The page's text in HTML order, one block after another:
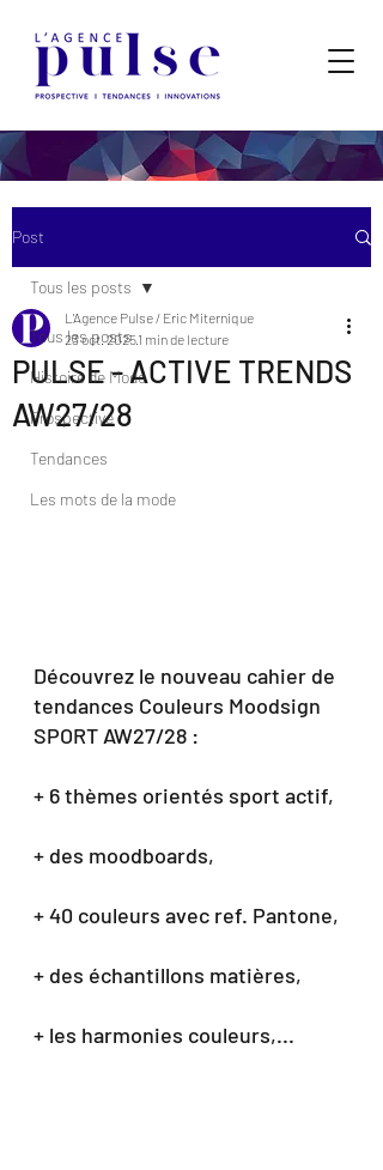
Post
Tous les posts
Histoire de Mode
Prospective
Tendances
Les mots de la mode
Tous les posts
PULSE - ACTIVE TRENDS
AW27/28
L'Agence Pulse / Eric Miternique
23 oct. 20251 min de lecture
Découvrez le nouveau cahier de
tendances Couleurs Moodsign
SPORT AW27/28 :
+ 6 thèmes orientés sport actif,
+ des moodboards,
+ 40 couleurs avec ref. Pantone,
+ des échantillons matières,
+ les harmonies couleurs,...